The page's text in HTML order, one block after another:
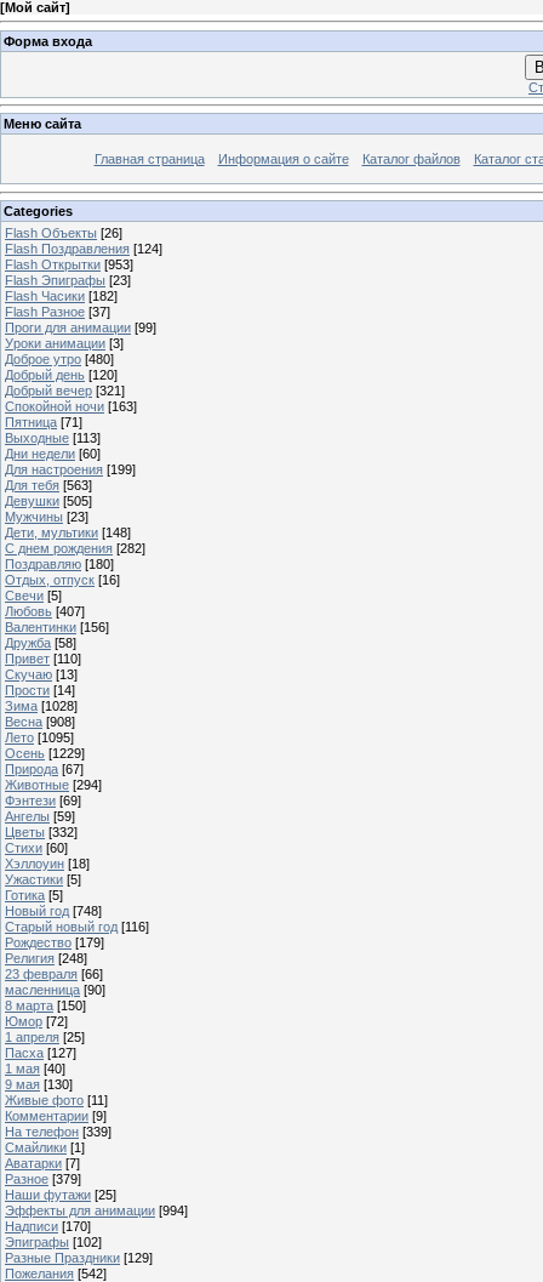
[Мой сайт]
Форма входа
Меню сайта
Главная страница Информация о сайте Каталог файлов Каталог
Categories
Flash Объекты [26]
Flash Поздравления [124]
Flash Открытки [953]
Flash Эпиграфы [23]
Flash Часики [182]
Flash Разное [37]
Проги для анимации [99]
Уроки анимации [3]
Доброе утро [480]
Добрый день [120]
Добрый вечер [321]
Спокойной ночи [163]
Пятница [71]
Выходные [113]
Дни недели [60]
Для настроения [199]
Для тебя [563]
Девушки [505]
Мужчины [23]
Дети, мультики [148]
С днем рождения [282]
Поздравляю [180]
Отдых, отпуск [16]
Свечи [5]
Любовь [407]
Валентинки [156]
Дружба [58]
Привет [110]
Скучаю [13]
Прости [14]
Зима [1028]
Весна [908]
Лето [1095]
Осень [1229]
Природа [67]
Животные [294]
Фэнтези [69]
Ангелы [59]
Цветы [332]
Стихи [60]
Хэллоуин [18]
Ужастики [5]
Готика [5]
Новый год [748]
Старый новый год [116]
Рождество [179]
Религия [248]
23 февраля [66]
масленница [90]
8 марта [150]
Юмор [72]
1 апреля [25]
Пасха [127]
1 мая [40]
9 мая [130]
Живые фото [11]
Комментарии [9]
На телефон [339]
Смайлики [1]
Аватарки [7]
Разное [379]
Наши футажи [25]
Эффекты для анимации [994]
Надписи [170]
Эпиграфы [102]
Разные Праздники [129]
Пожелания [542]